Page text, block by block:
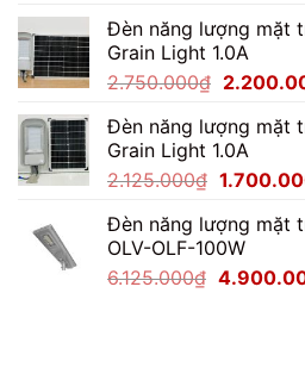
là:
Đèn năng lượng mặt
Grain Light 1.0A
2.750.000₫ Giá
là:
Đèn năng lượng mặt
Grain Light 1.0A
2.125.000₫ Giá
là:
Đèn năng lượng mặt
OLV-OLF-100W
6.125.000₫ Giá